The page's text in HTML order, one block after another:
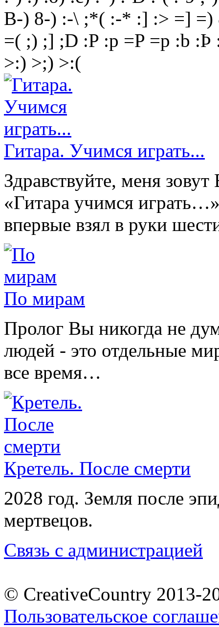
B-) 8-) :-\ ;*( :-* :] :> =] =)
=( ;) ;] ;D :P :p =P =p :b :Þ
>:) >;) >:(
Гитара. Учимся играть...
Здравствуйте, меня
«Гитара учимся
впервые взял в руки
По мирам
Пролог Вы никогда не
людей - это отдельные
все время…
Кретель. После смерти
2028 год. Земля после
мертвецов.
Связь с администрацией
© CreativeCountry 2013-
Пользовательское